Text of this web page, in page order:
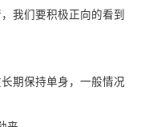
我们要积极正向的看到
期保持单身，一般情况